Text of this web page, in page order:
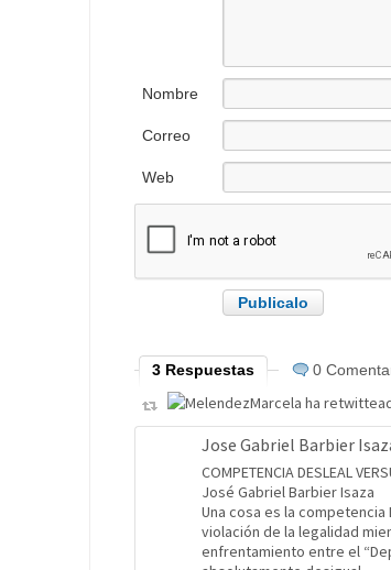
Nombre
Correo
Web
3 Respuestas 0
Jose Gabriel Barbier
COMPETENCIA DESLEAL
José Gabriel Barbier Isaza
Una cosa es la competencia
violación de la legalidad
enfrentamiento entre el